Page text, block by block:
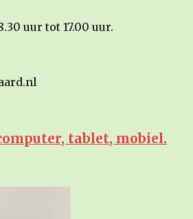
uur tot 17.00 uur.
tablet, mobiel.